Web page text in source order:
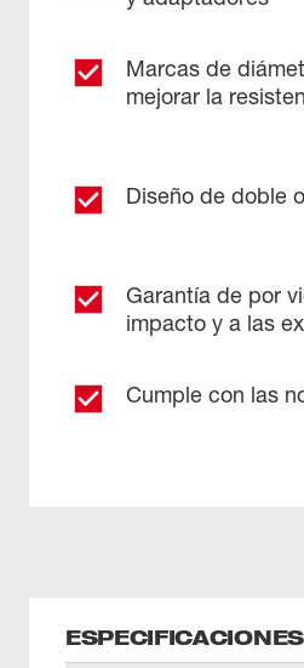
Marcas de
mejorar la
Diseño de doble
Garantía de por
impacto y a las
Cumple con las